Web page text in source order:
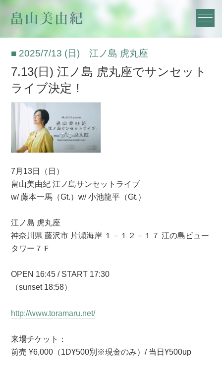
■ 2025/7/13 (日) 江ノ島 虎丸座
7.13(日) 江ノ島 虎丸座でサンセット
ライブ決定！
7月13日（日）
畠山美由紀 江ノ島サンセットライブ
w/ 藤本一馬（Gt.）w/ 小池龍平（Gt.）
江ノ島 虎丸座
神奈川県 藤沢市 片瀬海岸 １－１２－１７ 江の島ビュー
タワー７Ｆ
OPEN 16:45 / START 17:30
（sunset 18:58）
http://www.toramaru.net/
来場チケット：
前売 ¥6,000（1D¥500別※現金のみ）/ 当日¥500up